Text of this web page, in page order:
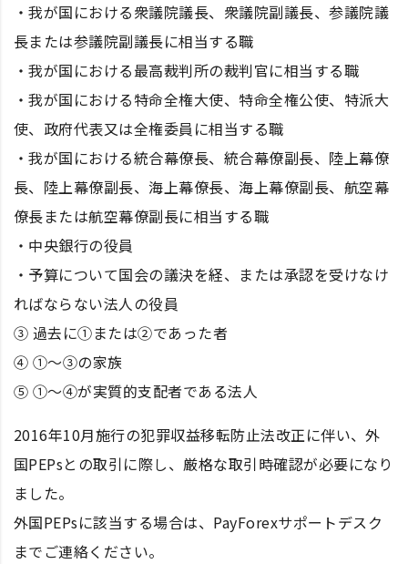
・我が国における衆議院議長、衆議院副議長、参議院議
長または参議院副議長に相当する職
・我が国における最高裁判所の裁判官に相当する職
・我が国における特命全権大使、特命全権公使、特派大
使、政府代表又は全権委員に相当する職
・我が国における統合幕僚長、統合幕僚副長、陸上幕僚
長、陸上幕僚副長、海上幕僚長、海上幕僚副長、航空幕
僚長または航空幕僚副長に相当する職
・中央銀行の役員
・予算について国会の議決を経、または承認を受けなけ
ればならない法人の役員
③ 過去に①または②であった者
④ ①～③の家族
⑤ ①～④が実質的支配者である法人
2016年10月施行の犯罪収益移転防止法改正に伴い、外
国PEPsとの取引に際し、厳格な取引時確認が必要になり
ました。
外国PEPsに該当する場合は、PayForexサポートデスク
までご連絡ください。